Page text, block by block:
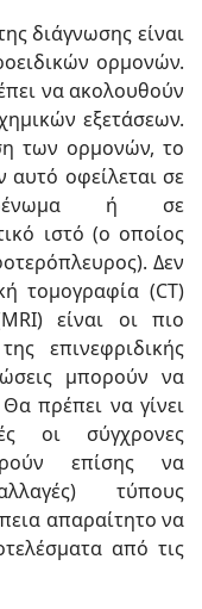
διάγνωσης είναι
ορμονών.
να ακολουθούν
εξετάσεων.
των ορμονών, το
αυτό οφείλεται σε
ή σε
ιστό (ο οποίος
Δεν
τομογραφία (CT)
είναι οι πιο
επινεφριδικής
μπορούν να
πρέπει να γίνει
οι σύγχρονες
επίσης να
τύπους
απαραίτητο να
από τις